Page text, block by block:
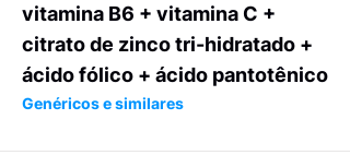
vitamina B6 + vitamina C +
citrato de zinco tri-hidratado +
ácido fólico + ácido pantotênico
Genéricos e similares